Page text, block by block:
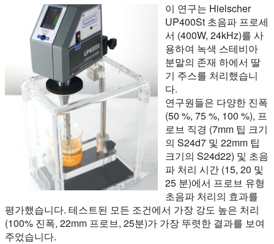
이 연구는 Hielscher
UP400St 초음파 프로세
서 (400W, 24kHz)를 사
용하여 녹색 스테비아
분말의 존재 하에서 딸
기 주스를 처리했습니
다.
연구원들은 다양한 진폭
(50 %, 75 %, 100 %), 프
로브 직경 (7mm 팁 크기
의 S24d7 및 22mm 팁
크기의 S24d22) 및 초음
파 처리 시간 (15, 20 및
25 분)에서 프로브 유형
초음파 처리의 효과를
평가했습니다. 테스트된 모든 조건에서 가장 강도 높은 처리
(100% 진폭, 22mm 프로브, 25분)가 가장 뚜렷한 결과를 보여
주었습니다.